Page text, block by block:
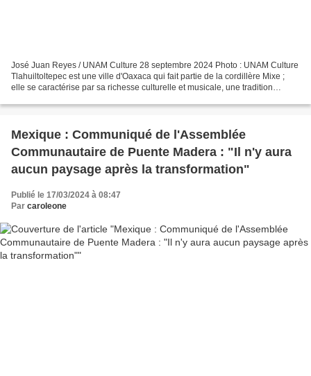
José Juan Reyes / UNAM Culture 28 septembre 2024 Photo : UNAM Culture
Tlahuiltoltepec est une ville d'Oaxaca qui fait partie de la cordillère Mixe ;
elle se caractérise par sa richesse culturelle et musicale, une tradition
Mexique : Communiqué de l'Assemblée
Communautaire de Puente Madera : "Il n'y aura
aucun paysage après la transformation"
Publié le 17/03/2024 à 08:47
Par caroleone